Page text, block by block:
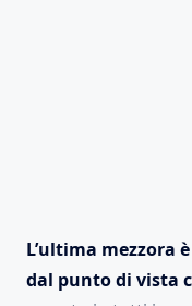
L’ultima mezzora
dal punto di vista